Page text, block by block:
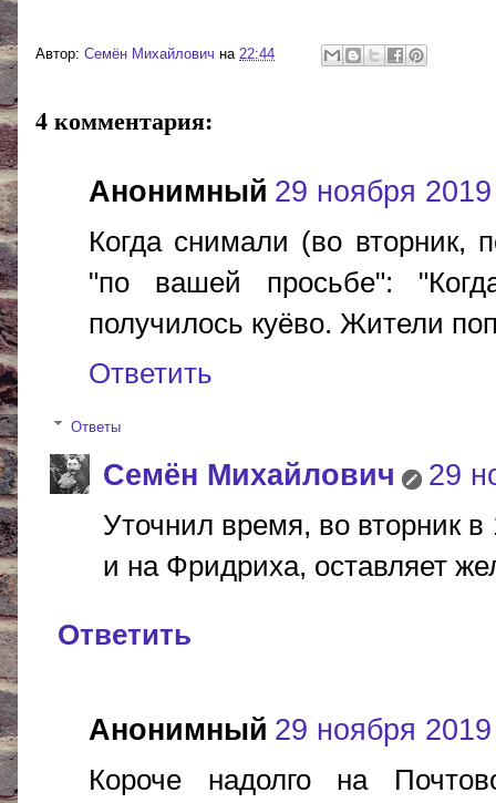
Автор: Cемён Михайлович на 22:44
4 комментария:
Анонимный 29 ноября 2019
Когда снимали (во вторник,
"по вашей просьбе":
получилось куёво. Жители
Ответить
Ответы
Cемён Михайлович 29
Уточнил время, во вторник
и на Фридриха, оставляет
Ответить
Анонимный 29 ноября 2019
Короче надолго на